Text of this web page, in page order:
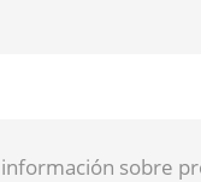
sobre